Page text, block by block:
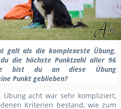
galt als die komplexeste Übung,
die höchste Punktzahl aller 96
bist du an diese Übung
Punkt geblieben?
Übung acht war sehr kompliziert,
Kriterien bestand, wie zum